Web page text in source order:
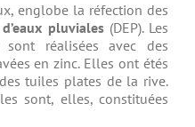
englobe la réfection des
pluviales(DEP). Les
réalisées avec des
en zinc. Elles ont étés
tuiles plates de la rive.
sont, elles, constituées